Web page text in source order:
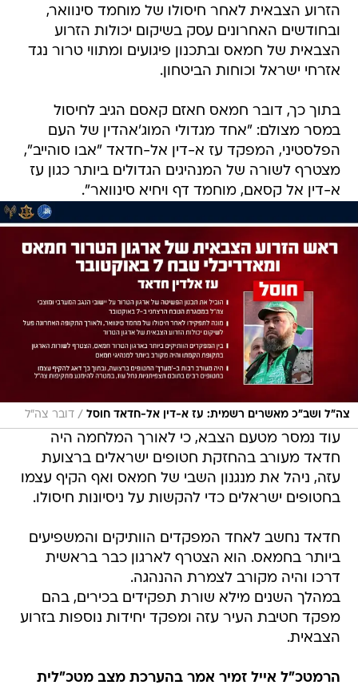
הזרוע הצבאית לאחר חיסולו של מוחמד סינוואר,
ובחודשים האחרונים עסק בשיקום יכולות הזרוע
הצבאית של חמאס ובתכנון פיגועים ומתווי טרור נגד
אזרחי ישראל וכוחות הביטחון.
בתוך כך, דובר חמאס חאזם קאסם הגיב לחיסול
במסר מצולם: "אחד מגדולי המוג'אהדין של העם
הפלסטיני, המפקד עז א-דין אל-חדאד "אבו סוהייב",
מצטרף לשורה של המנהיגים הגדולים ביותר כגון עז
א-דין אל קסאם, מוחמד דף ויחיא סינוואר".
צה"ל ושב"כ מאשרים רשמית: עז א-דין אל-חדאד חוסל / דובר צה"ל
עוד נמסר מטעם הצבא, כי לאורך המלחמה היה
חדאד מעורב בהחזקת חטופים ישראלים ברצועת
עזה, ניהל את מנגנון השבי של חמאס ואף הקיף עצמו
בחטופים ישראלים כדי להקשות על ניסיונות חיסולו.
חדאד נחשב לאחד המפקדים הוותיקים והמשפיעים
ביותר בחמאס. הוא הצטרף לארגון כבר בראשית
דרכו והיה מקורב לצמרת ההנהגה.
במהלך השנים מילא שורת תפקידים בכירים, בהם
מפקד חטיבת העיר עזה ומפקד יחידות נוספות בזרוע
הצבאית.
הרמטכ"ל אייל זמיר אמר בהערכת מצב מטכ"לית